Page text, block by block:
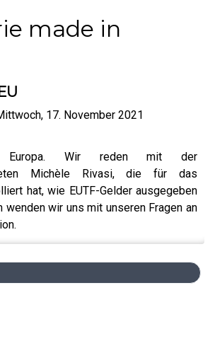
made in
17. November 2021
Europa. Wir reden mit der
Michèle Rivasi, die für das
hat, wie EUTF-Gelder ausgegeben
wenden wir uns mit unseren Fragen an